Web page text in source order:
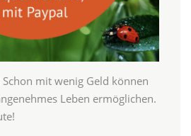
Schon mit wenig Geld können
Leben ermöglichen.